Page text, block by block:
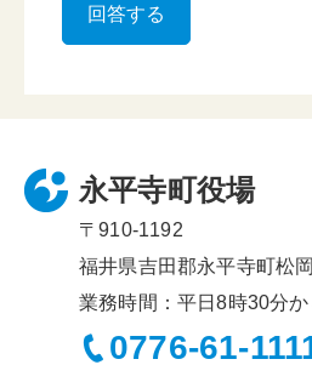
永平寺町役場
〒910-1192
福井県吉田郡永平寺町松
業務時間：平日8時30分
0776-61-